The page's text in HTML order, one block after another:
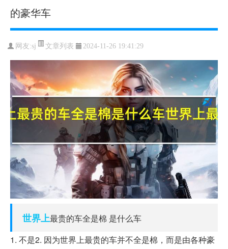
的豪华车
网友:sj 文章列表 2024-11-26 19:41:29
世界上最贵的车全是棉 是什么车
1. 不是2. 因为世界上最贵的车并不全是棉，而是由各种豪